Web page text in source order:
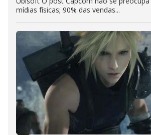
mídias físicas; 90% das vendas...